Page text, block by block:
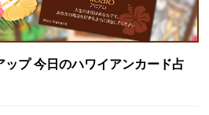
ップ 今日のハワイアンカード占